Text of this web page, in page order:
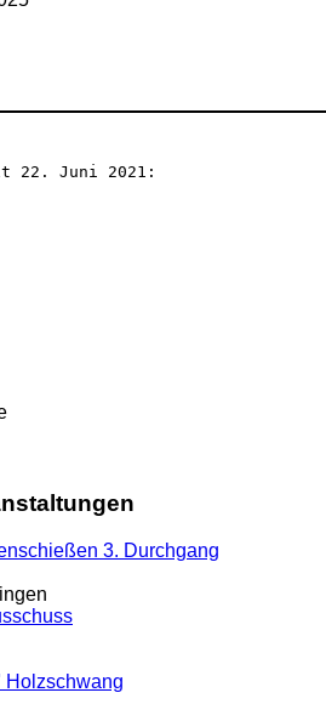
22. Juni 2021:
3. Durchgang
Holzschwang